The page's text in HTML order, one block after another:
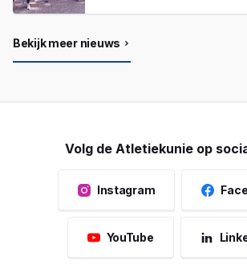
Bekijk meer nieuws
Volg de Atletiekunie op
Instagram
YouTube